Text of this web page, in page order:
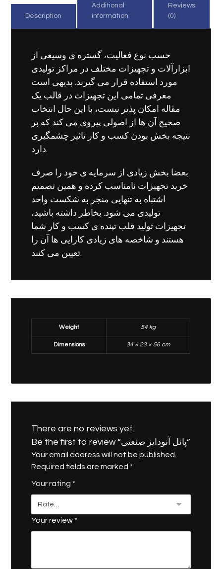
Description
Additional
information
Reviews
(0)
حسب نوع فعالیت، گستره ی وسیعی از
ابزارآلات و تجهیزات مختلف در مراکز تولیدی
مورد استفاده قرار می گیرند. بدیهی است
معرفی تمامی این تجهیزات در قالب یک
مقاله امکان پذیر نیست، با این حال انتخاب
صحیح آن ها از اصولی پیروی می کند که بر
نتیجه بخش بودن کسب و کار تاثیر چشمگیری
دارد.
بعضا بخش زیادی از سرمایه ی خود را صرف
خرید تجهیزات نامناسب کرده و همین تصمیم
اشتباه به تنهایی منجر به شکست واحد
تولیدی می شود. بخاطر داشته باشید،
تجهیزات تولید قلب تپنده ی کسب و کار شما
هستند و شاخصه های زیادی کارایی ها آن را
تعیین می کنند.
Weight 54 kg
Dimensions 34 × 23 × 56 cm
There are no reviews yet.
Be the first to review “پانل آنودایز صنعتی”
Your email address will not be published.
Required fields are marked *
Your rating *
Your review *